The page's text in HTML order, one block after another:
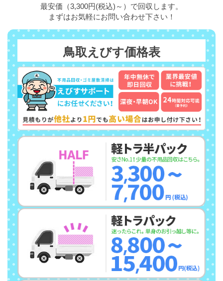
最安価（3,300円(税込)～）で回収します。
まずはお気軽にお問い合わせ下さい！
鳥取えびす価格表